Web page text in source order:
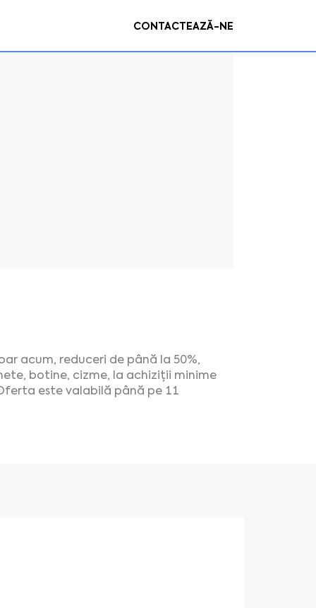
CONTACTEAZĂ-NE
acum, reduceri de până la 50%,
botine, cizme, la achiziții minime
este valabilă până pe 11